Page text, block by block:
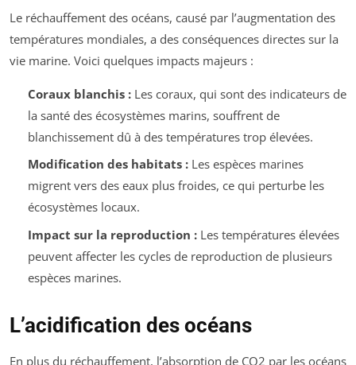
Le réchauffement des océans, causé par l’augmentation des
températures mondiales, a des conséquences directes sur la
vie marine. Voici quelques impacts majeurs :
Coraux blanchis :Les coraux, qui sont des indicateurs de
la santé des écosystèmes marins, souffrent de
blanchissement dû à des températures trop élevées.
Modification des habitats :Les espèces marines
migrent vers des eaux plus froides, ce qui perturbe les
écosystèmes locaux.
Impact sur la reproduction :Les températures élevées
peuvent affecter les cycles de reproduction de plusieurs
espèces marines.
L’acidification des océans
En plus du réchauffement, l’absorption de CO2 par les océans